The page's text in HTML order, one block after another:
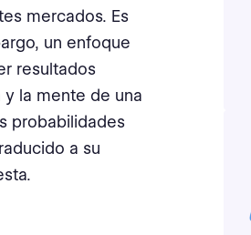
mercados. Es
un enfoque
resultados
la mente de una
probabilidades
a su